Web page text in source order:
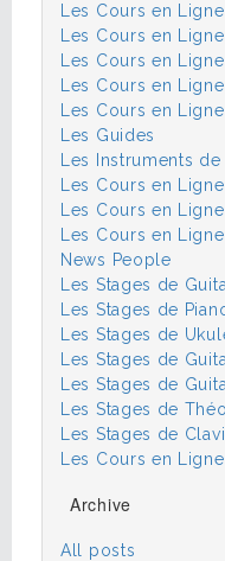
Les Cours en
Les Cours en
Les Cours en
Les Cours en
Les Cours en
Les Guides
Les Instruments
Les Cours en
Les Cours en
Les Cours en
News People
Les Stages de
Les Stages de
Les Stages de
Les Stages de
Les Stages de
Les Stages de
Les Stages de
Les Cours en
Archive
All posts